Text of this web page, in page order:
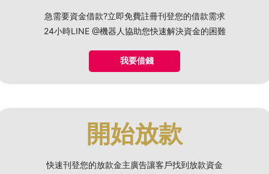
急需要資金借款?立即免費註冊刊登您的借款需求
24小時LINE @機器人協助您快速解決資金的困難
我要借錢
開始放款
快速刊登您的放款金主廣告讓客戶找到放款資金